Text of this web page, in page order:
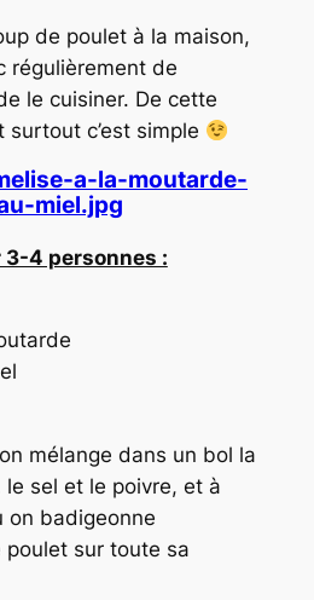
de poulet à la maison,
régulièrement de
le cuisiner. De cette
surtout c’est simple
4 personnes :
mélange dans un bol la
sel et le poivre, et à
on badigeonne
sur toute sa